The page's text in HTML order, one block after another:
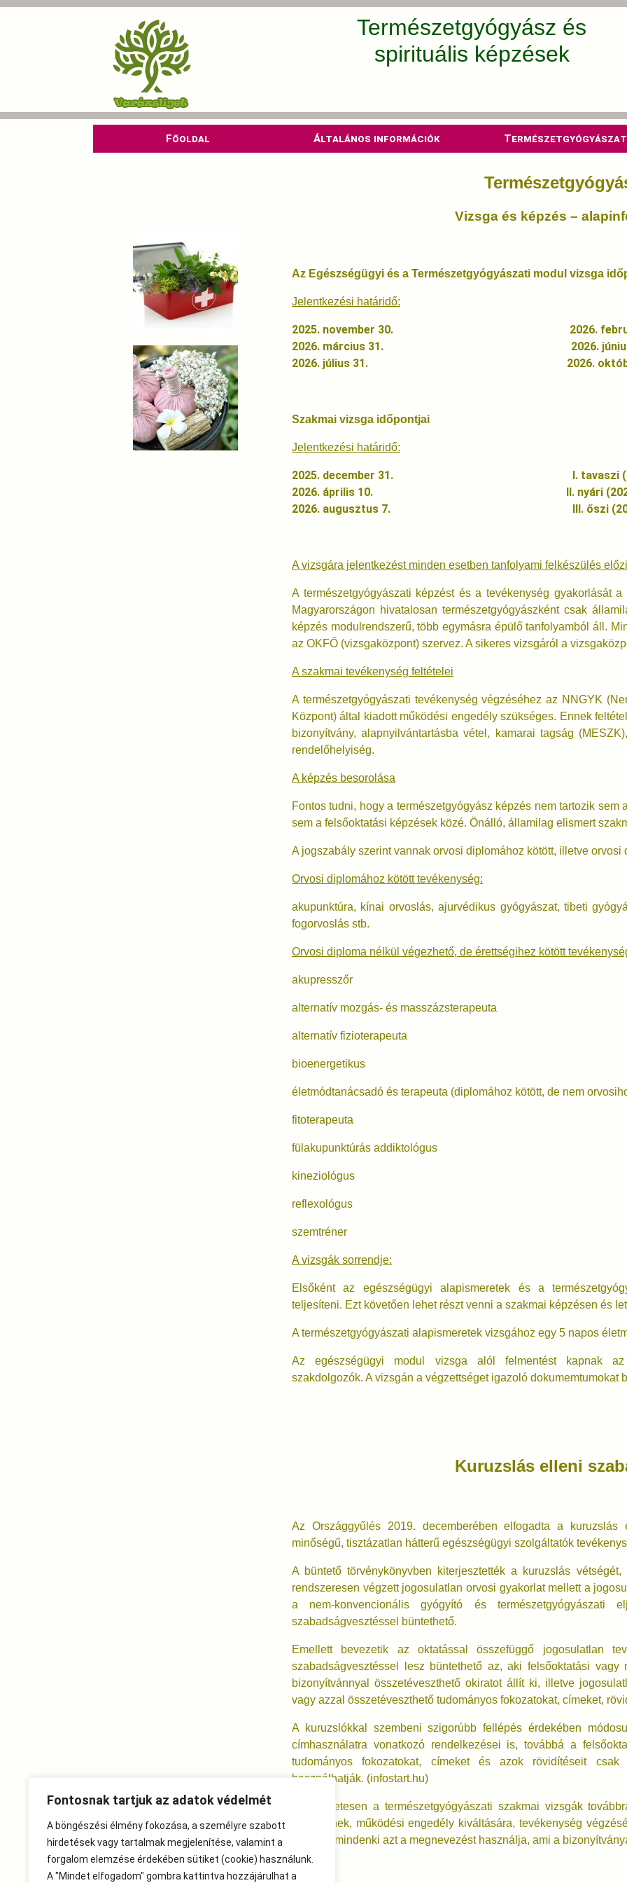
Fontosnak tartjuk az adatok védelmét
A böngészési élmény fokozása, a személyre szabott
hirdetések vagy tartalmak megjelenítése, valamint a
forgalom elemzése érdekében sütiket (cookie) használunk.
A "Mindet elfogadom" gombra kattintva hozzájárulhat a
Természetgyógyász és
spirituális képzések
Főoldal Általános információk Természetgyógyászat
Vizsga és képzés –
Az Egészségügyi és a Természetgyógyászati modul vizsga
Jelentkezési határidő:
2025. november 30. 2026. február 9-
2026. március 31. 2026. június 8-9-
2026. július 31. 2026. október 12-
Szakmai vizsga időpontjai
Jelentkezési határidő:
2025. december 31. I. tavaszi (2026.
2026. április 10. II. nyári (2026.
2026. augusztus 7. III. őszi (2026.
A vizsgára jelentkezést minden esetben tanfolyami felkészülés
A természetgyógyászati képzést és a tevékenység gyakorlását
Magyarországon hivatalosan természetgyógyászként csak
képzés modulrendszerű, több egymásra épülő tanfolyamból áll.
az OKFŐ (vizsgaközpont) szervez. A sikeres vizsgáról a
A szakmai tevékenység feltételei
A természetgyógyászati tevékenység végzéséhez az NNGYK
Központ) által kiadott működési engedély szükséges. Ennek
bizonyítvány, alapnyilvántartásba vétel, kamarai tagság
rendelőhelyiség.
A képzés besorolása
Fontos tudni, hogy a természetgyógyász képzés nem tartozik
sem a felsőoktatási képzések közé. Önálló, államilag elismert
A jogszabály szerint vannak orvosi diplomához kötött, illetve
Orvosi diplomához kötött tevékenység:
akupunktúra, kínai orvoslás, ajurvédikus gyógyászat, tibeti
fogorvoslás stb.
Orvosi diploma nélkül végezhető, de érettségihez kötött
akupresszőr
alternatív mozgás- és masszázsterapeuta
alternatív fizioterapeuta
bioenergetikus
életmódtanácsadó és terapeuta (diplomához kötött, de nem
fitoterapeuta
fülakupunktúrás addiktológus
kineziológus
reflexológus
szemtréner
A vizsgák sorrendje:
Elsőként az egészségügyi alapismeretek és a
teljesíteni. Ezt követően lehet részt venni a szakmai képzésen és
A természetgyógyászati alapismeretek vizsgához egy 5 napos
Az egészségügyi modul vizsga alól felmentést kapnak az
szakdolgozók. A vizsgán a végzettséget igazoló dokumemtumokat
Kuruzslás elleni
Az Országgyűlés 2019. decemberében elfogadta a
minőségű, tisztázatlan hátterű egészségügyi szolgáltatók
A büntető törvénykönyvben kiterjesztették a kuruzslás
rendszeresen végzett jogosulatlan orvosi gyakorlat mellett a
a nem-konvencionális gyógyító és
szabadságvesztéssel büntethető.
Emellett bevezetik az oktatással összefüggő jogosulatlan
szabadságvesztéssel lesz büntethető az, aki felsőoktatási vagy
bizonyítvánnyal összetéveszthető okiratot állít ki, illetve
vagy azzal összetéveszthető tudományos fokozatokat, címeket,
A kuruzslókkal szembeni szigorúbb fellépés érdekében
címhasználatra vonatkozó rendelkezései is, továbbá a
tudományos fokozatokat, címeket és azok rövidítéseit
használhatják. (infostart.hu)
Természetesen a természetgyógyászati szakmai vizsgák
minősülnek, működési engedély kiváltására, tevékenység
után, ha mindenki azt a megnevezést használja, ami a